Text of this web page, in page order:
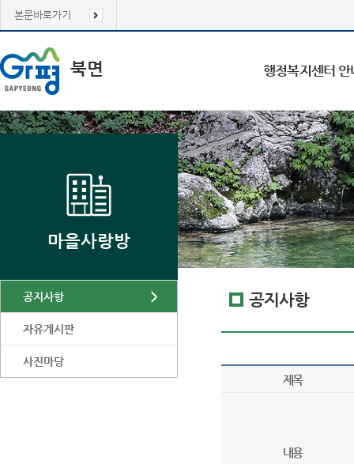
본문바로가기
북면 행정복지센터 안
마을사랑방
공지사항
자유게시판
사진마당
공지사항
제목
내용